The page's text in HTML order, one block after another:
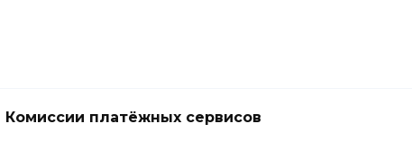
Комиссии платёжных сервисов